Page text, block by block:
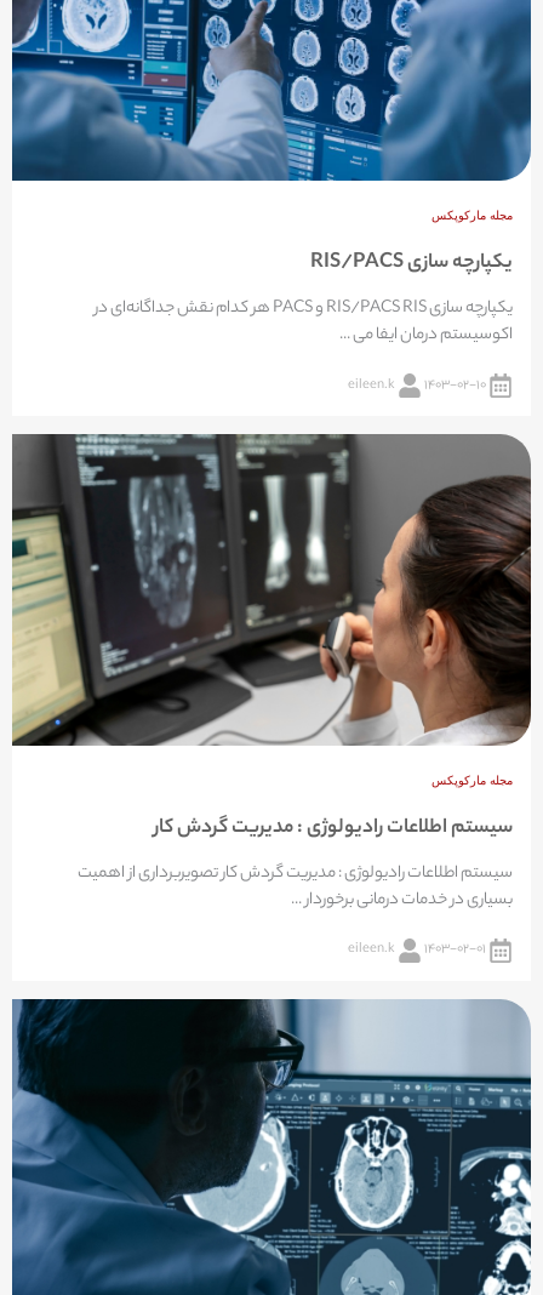
مجله مارکوپکس
یکپارچه سازی RIS/PACS
یکپارچه سازی RIS/PACS RIS و PACS هر کدام نقش‌ جداگانه‌ای در
اکوسیستم درمان ایفا می ...
eileen.k ۱۴۰۳-۰۲-۱۰
مجله مارکوپکس
سیستم اطلاعات رادیولوژی : مدیریت گردش کار
سیستم اطلاعات رادیولوژی : مدیریت گردش کار تصویربرداری از اهمیت
بسیاری در خدمات درمانی برخوردار ...
eileen.k ۱۴۰۳-۰۲-۰۱